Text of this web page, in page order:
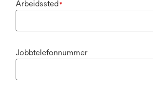
Arbeidssted*
Jobbtelefonnummer